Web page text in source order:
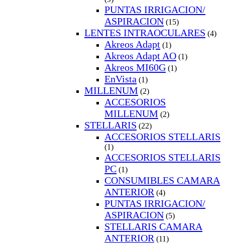
PUNTAS IRRIGACION/
ASPIRACION (15)
LENTES INTRAOCULARES (4)
Akreos Adapt (1)
Akreos Adapt AO (1)
Akreos MI60G (1)
EnVista (1)
MILLENUM (2)
ACCESORIOS
MILLENUM (2)
STELLARIS (22)
ACCESORIOS STELLARIS
(1)
ACCESORIOS STELLARIS
PC (1)
CONSUMIBLES CAMARA
ANTERIOR (4)
PUNTAS IRRIGACION/
ASPIRACION (5)
STELLARIS CAMARA
ANTERIOR (11)